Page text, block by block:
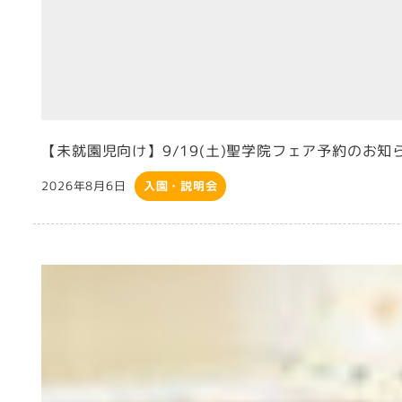
【未就園児向け】9/19(土)聖学院フェア予約のお知
投稿日
2026年8月6日 入園・説明会